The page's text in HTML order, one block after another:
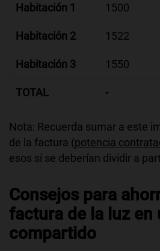
Habitación 1 1500
Habitación 2 1522
Habitación 3 1550
TOTAL -
Nota: Recuerda sumar a este
de la factura (potencia
esos sí se deberían dividir a
Consejos para
factura de la luz en
compartido